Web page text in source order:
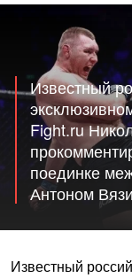
Известный
Fight.ru
поединке
Антоном
Известный